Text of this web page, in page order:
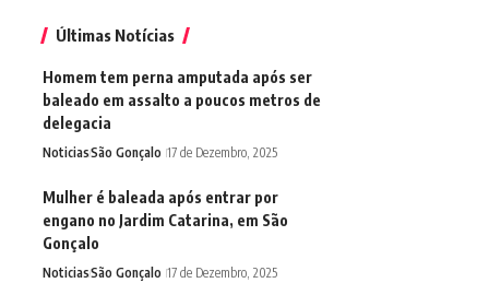
Últimas Notícias
Homem tem perna amputada após ser
baleado em assalto a poucos metros de
delegacia
NoticiasSão Gonçalo 17 de Dezembro, 2025
Mulher é baleada após entrar por
engano no Jardim Catarina, em São
Gonçalo
NoticiasSão Gonçalo 17 de Dezembro, 2025